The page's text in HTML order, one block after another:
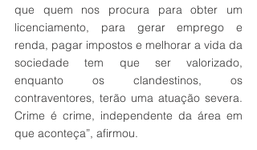
que quem nos procura para obter um
licenciamento, para gerar emprego e
renda, pagar impostos e melhorar a vida da
sociedade tem que ser valorizado,
enquanto os clandestinos, os
contraventores, terão uma atuação severa.
Crime é crime, independente da área em
que aconteça”, afirmou.